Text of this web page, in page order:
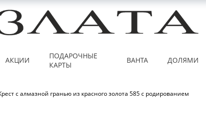
АКЦИИ
ПОДАРОЧНЫЕ
КАРТЫ
ВАНТА ДОЛЯМИ
с алмазной гранью из красного золота 585 с родированием